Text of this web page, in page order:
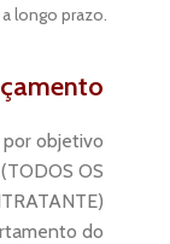
longo prazo.
objetivo
OS
do